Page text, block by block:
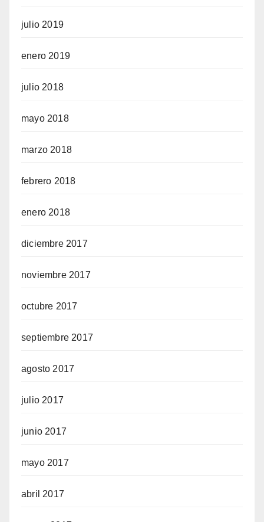
julio 2019
enero 2019
julio 2018
mayo 2018
marzo 2018
febrero 2018
enero 2018
diciembre 2017
noviembre 2017
octubre 2017
septiembre 2017
agosto 2017
julio 2017
junio 2017
mayo 2017
abril 2017